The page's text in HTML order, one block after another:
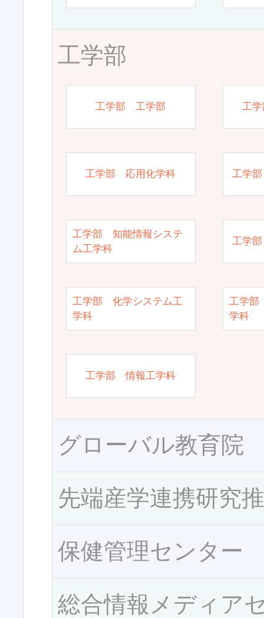
工学部
工学部 工学部 工
工学部 応用化学科 工学
工学部 知能情報システ
ム工学科
工学
工学部 化学システム工
学科
工学部
学科
工学部 情報工学科
グローバル教育院
先端産学連携研究
保健管理センター
総合情報メディア